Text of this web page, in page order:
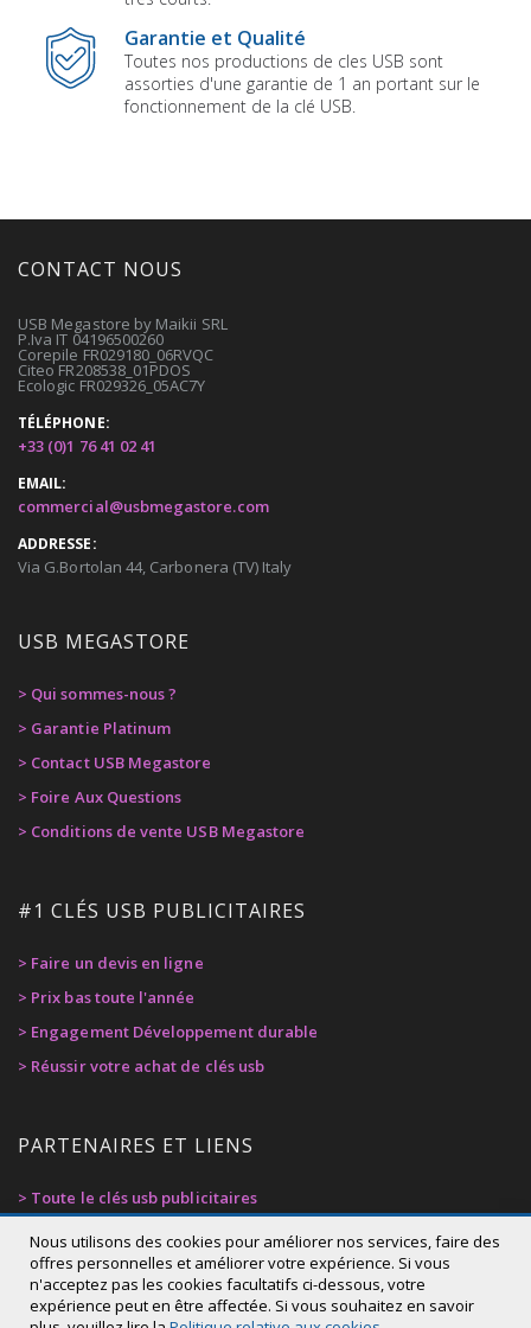
Qté : (piece): Prix de votre projet:
Garantie et Qualité
Toutes nos productions de cles USB sont
assorties d'une garantie de 1 an portant sur le
fonctionnement de la clé USB.
CONTACT NOUS
USB Megastore by Maikii SRL
P.Iva IT 04196500260
Corepile FR029180_06RVQC
Citeo FR208538_01PDOS
Ecologic FR029326_05AC7Y
TÉLÉPHONE:
+33 (0)1 76 41 02 41
EMAIL:
commercial@usbmegastore.com
ADDRESSE:
Via G.Bortolan 44, Carbonera (TV) Italy
USB MEGASTORE
> Qui sommes-nous ?
> Garantie Platinum
> Contact USB Megastore
> Foire Aux Questions
> Conditions de vente USB Megastore
#1 CLÉS USB PUBLICITAIRES
> Faire un devis en ligne
> Prix bas toute l'année
> Engagement Développement durable
> Réussir votre achat de clés usb
PARTENAIRES ET LIENS
> Toute le clés usb publicitaires
> Privacy Policy
> Cookie Policy
> Déclaration d'accessibilité
Nous utilisons des cookies pour améliorer nos services, faire des
offres personnelles et améliorer votre expérience. Si vous
n'acceptez pas les cookies facultatifs ci-dessous, votre
expérience peut en être affectée. Si vous souhaitez en savoir